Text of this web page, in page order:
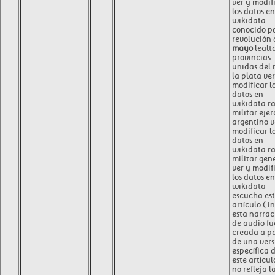
ver y
los datos en
wikidata
conocido
revolución
mayo
provincias
unidas del
la plata
modificar
datos en
wikidata
militar
argentino
modificar
datos en
wikidata
militar
ver y
los datos en
wikidata
escucha
artículo (
esta
de audio
creada a
de una
específica
este
no refleja